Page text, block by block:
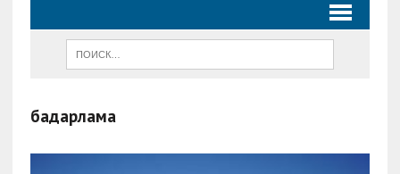
бағдарлама